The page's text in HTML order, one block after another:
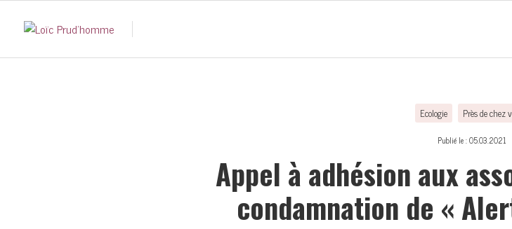
Ecologie Près de chez
Publié le : 05.03.2021
Appel à adhésion aux
condamnation de «